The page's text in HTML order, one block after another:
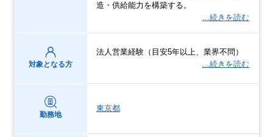
造・供給能力を構築する。
…続きを読む
対象となる方
法人営業経験（目安5年以上、業界不問）
…続きを読む
勤務地
東京都